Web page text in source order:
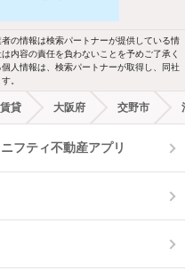
の情報は検索パートナーが提供している情
内容の責任を負わないことを予めご了承く
人情報は、検索パートナーが取得し、同社
。
賃貸 大阪府 交野市
ニフティ不動産アプリ